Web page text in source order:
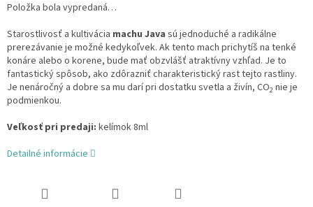
Položka bola vypredaná…
Starostlivosť a kultivácia machu Java sú jednoduché a radikálne
prerezávanie je možné kedykoľvek. Ak tento mach prichytíš na tenké
konáre alebo o korene, bude mať obzvlášť atraktívny vzhľad. Je to
fantastický spôsob, ako zdôrazniť charakteristický rast tejto rastliny.
Je nenáročný a dobre sa mu darí pri dostatku svetla a živín, CO2 nie je
podmienkou.
Veľkosť pri predaji: kelímok 8ml
Detailné informácie